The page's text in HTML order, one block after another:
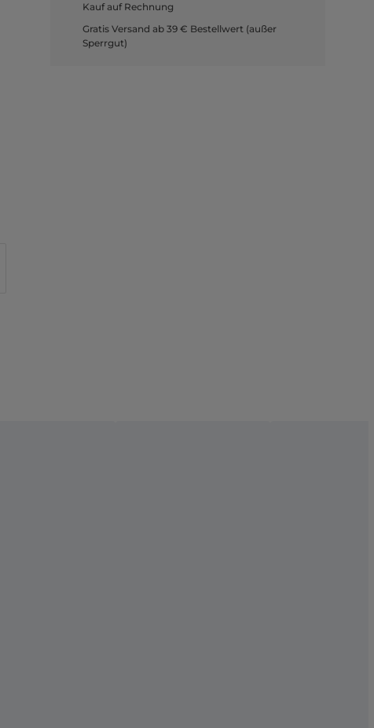
Kauf auf Rechnung
Gratis Versand ab 39 € Bestellwert (außer
Sperrgut)